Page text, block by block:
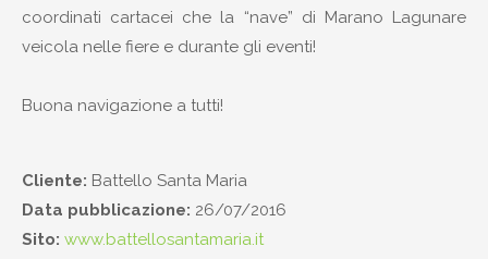
coordinati cartacei che la “nave” di Marano Lagunare
veicola nelle fiere e durante gli eventi!
Buona navigazione a tutti!
Cliente: Battello Santa Maria
Data pubblicazione: 26/07/2016
Sito: www.battellosantamaria.it